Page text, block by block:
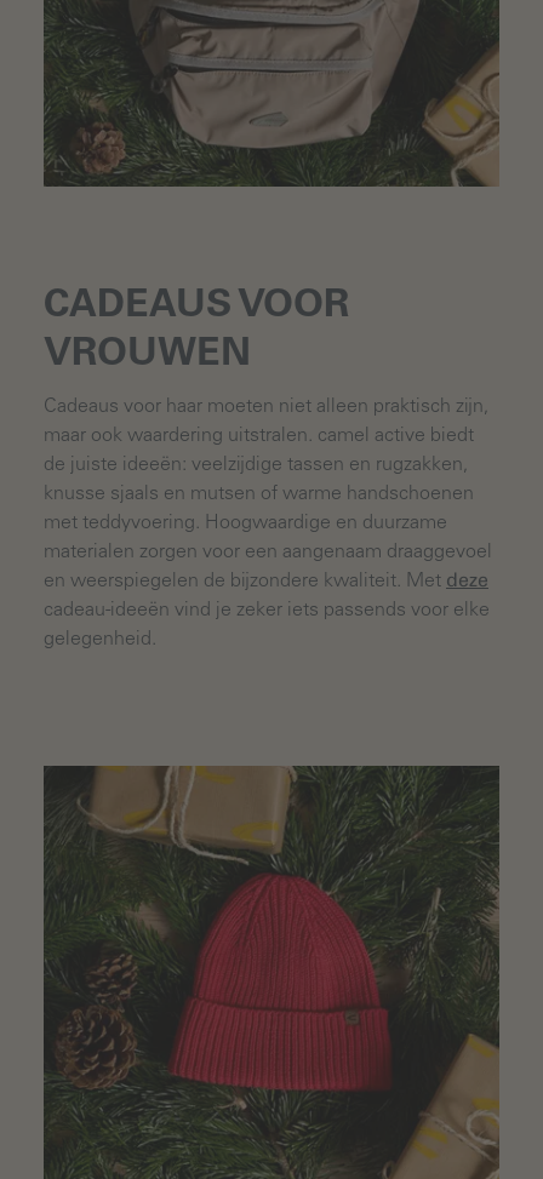
CADEAUS VOOR
VROUWEN
Cadeaus voor haar moeten niet alleen praktisch zijn,
maar ook waardering uitstralen. camel active biedt
de juiste ideeën: veelzijdige tassen en rugzakken,
knusse sjaals en mutsen of warme handschoenen
met teddyvoering. Hoogwaardige en duurzame
materialen zorgen voor een aangenaam draaggevoel
en weerspiegelen de bijzondere kwaliteit. Met deze
cadeau-ideeën vind je zeker iets passends voor elke
gelegenheid.